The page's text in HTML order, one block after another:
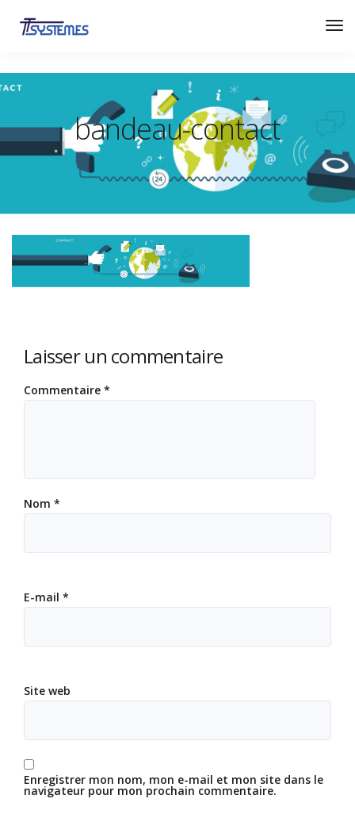
bandeau-contact
Laisser un commentaire
Commentaire *
Nom *
E-mail *
Site web
Enregistrer mon nom, mon e-mail et mon site dans le
navigateur pour mon prochain commentaire.